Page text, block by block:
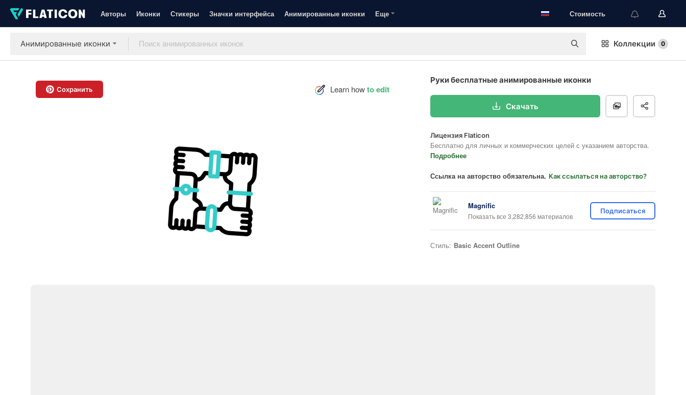
Авторы Иконки Стикеры Значки интерфейса Анимированные иконки Еще Стоимость
Анимированные иконки Коллекции 0
Сохранить Learn howto edit
Руки бесплатные анимированные иконки
Скачать
Лицензия Flaticon
Бесплатно для личных и коммерческих целей с указанием авторства.
Подробнее
Ссылка на авторство обязательна. Как ссылаться на авторство?
Magnific
Показать все 3,282,856 материалов
Подписаться
Стиль: Basic Accent Outline